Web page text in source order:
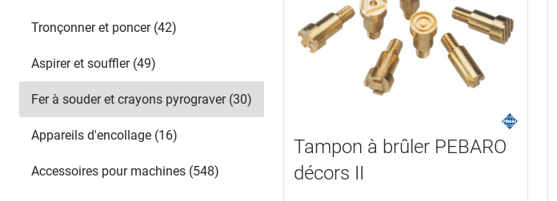
Tronçonner et poncer (42)
Aspirer et souffler (49)
Fer à souder et crayons pyrograver (30)
Appareils d'encollage (16)
Accessoires pour machines (548)
Tampon à brûler PEBARO
décors II